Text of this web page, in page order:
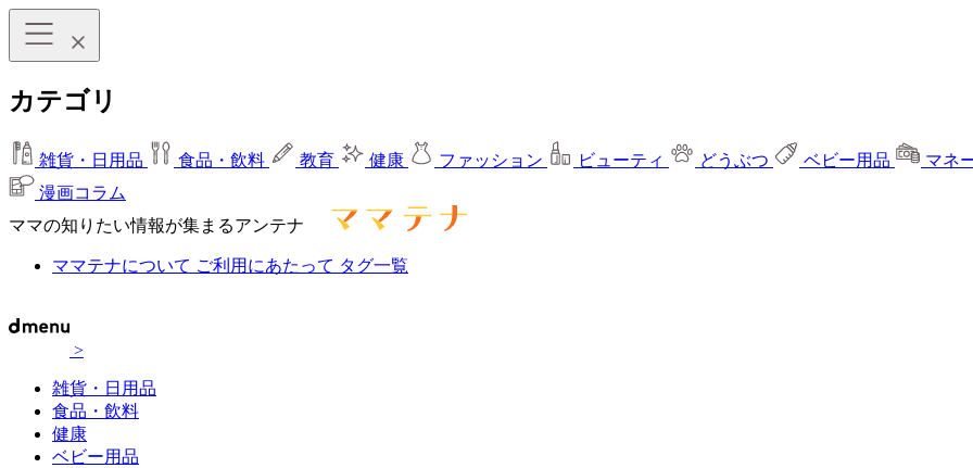
カテゴリ
雑貨・日用品 食品・飲料 教育 健康 ファッション ビューティ どうぶつ ベビー用品 マネ
漫画コラム
ママの知りたい情報が集まるアンテナ
ママテナについて ご利用にあたって タグ一覧
>
雑貨・日用品
食品・飲料
健康
ベビー用品